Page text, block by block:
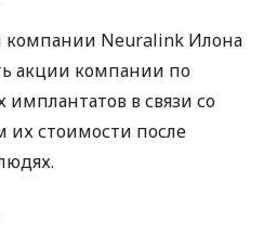
компании Neuralink Илона
акции компании по
имплантатов в связи со
стоимости после